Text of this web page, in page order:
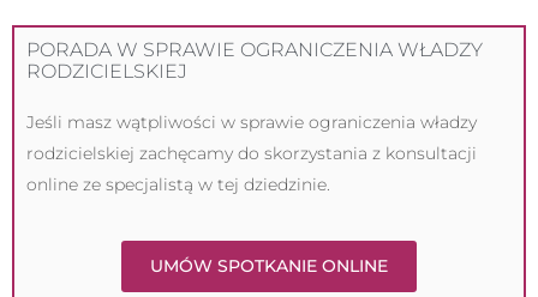
PORADA W SPRAWIE OGRANICZENIA WŁADZY
RODZICIELSKIEJ
Jeśli masz wątpliwości w sprawie ograniczenia władzy
rodzicielskiej zachęcamy do skorzystania z konsultacji
online ze specjalistą w tej dziedzinie.
UMÓW SPOTKANIE ONLINE